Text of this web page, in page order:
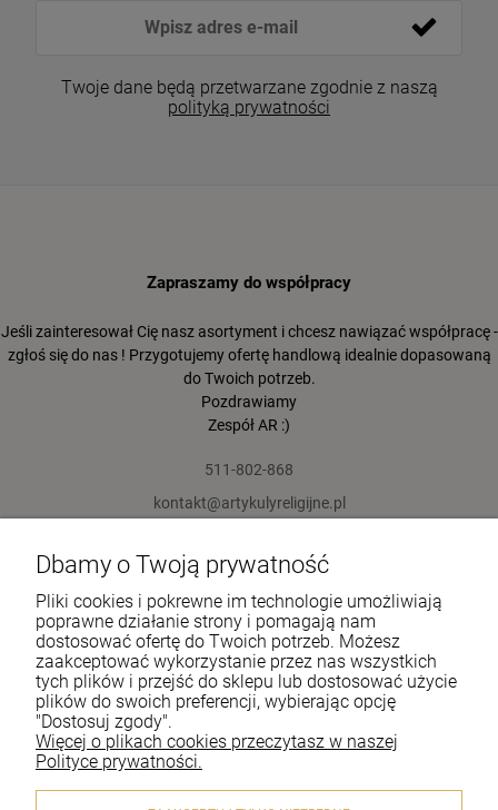
Twoje dane będą przetwarzane zgodnie z naszą
polityką prywatności
Zapraszamy do współpracy
Jeśli zainteresował Cię nasz asortyment i chcesz nawiązać współpracę -
zgłoś się do nas ! Przygotujemy ofertę handlową idealnie dopasowaną
do Twoich potrzeb.
Pozdrawiamy
Zespół AR :)
511-802-868
kontakt@artykulyreligijne.pl
Pomoc
Moje konto
Płatności i dostawa
Informacje
O nas
Dbamy o Twoją prywatność
Pliki cookies i pokrewne im technologie umożliwiają
poprawne działanie strony i pomagają nam
dostosować ofertę do Twoich potrzeb. Możesz
zaakceptować wykorzystanie przez nas wszystkich
tych plików i przejść do sklepu lub dostosować użycie
plików do swoich preferencji, wybierając opcję
"Dostosuj zgody".
Więcej o plikach cookies przeczytasz w naszej
Polityce prywatności.